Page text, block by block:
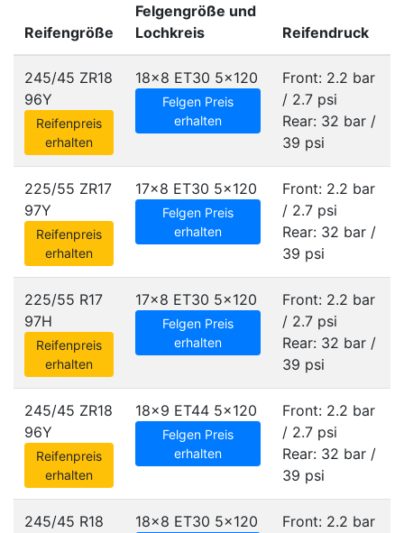
Reifengröße
Felgengröße und
Lochkreis
Reifendruck
245/45 ZR18
96Y
Reifenpreis
erhalten
18x8 ET30 5x120
Felgen Preis
erhalten
Front: 2.2 bar
/ 2.7 psi
Rear: 32 bar /
39 psi
225/55 ZR17
97Y
Reifenpreis
erhalten
17x8 ET30 5x120
Felgen Preis
erhalten
Front: 2.2 bar
/ 2.7 psi
Rear: 32 bar /
39 psi
225/55 R17
97H
Reifenpreis
erhalten
17x8 ET30 5x120
Felgen Preis
erhalten
Front: 2.2 bar
/ 2.7 psi
Rear: 32 bar /
39 psi
245/45 ZR18
96Y
Reifenpreis
erhalten
18x9 ET44 5x120
Felgen Preis
erhalten
Front: 2.2 bar
/ 2.7 psi
Rear: 32 bar /
39 psi
245/45 R18
18x8 ET30 5x120
Front: 2.2 bar